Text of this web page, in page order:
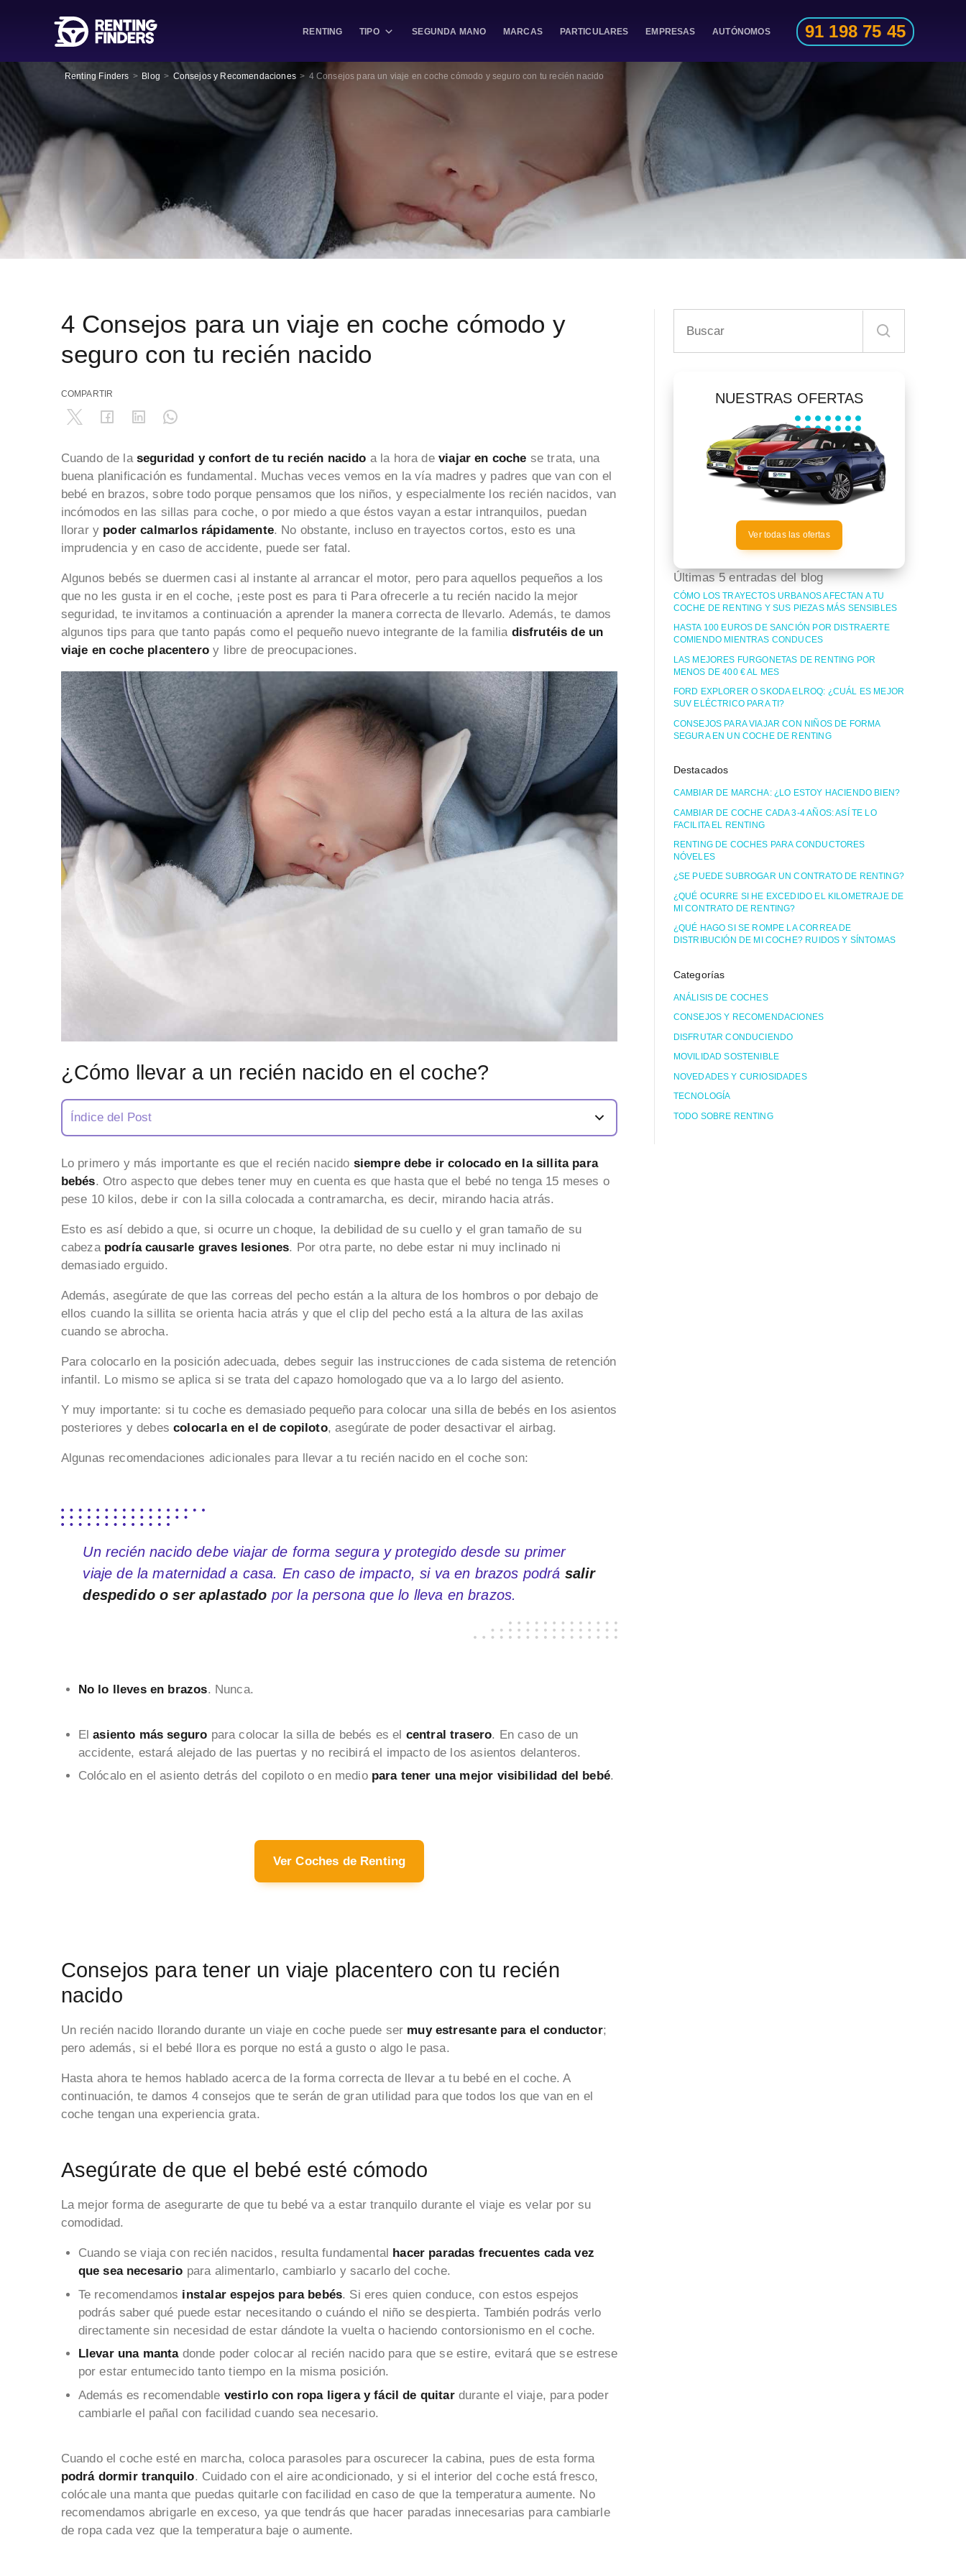
RENTING TIPO SEGUNDA MANO MARCAS PARTICULARES EMPRESAS AUTÓNOMOS 91 198 75 45
Renting Finders > Blog > Consejos y Recomendaciones > 4 Consejos para un viaje en coche cómodo y seguro con tu recién nacido
4 Consejos para un viaje en coche cómodo y
seguro con tu recién nacido
COMPARTIR
Cuando de la seguridad y confort de tu recién nacido a la hora de viajar en coche se trata, una
buena planificación es fundamental. Muchas veces vemos en la vía madres y padres que van con el
bebé en brazos, sobre todo porque pensamos que los niños, y especialmente los recién nacidos, van
incómodos en las sillas para coche, o por miedo a que éstos vayan a estar intranquilos, puedan
llorar y poder calmarlos rápidamente. No obstante, incluso en trayectos cortos, esto es una
imprudencia y en caso de accidente, puede ser fatal.
Algunos bebés se duermen casi al instante al arrancar el motor, pero para aquellos pequeños a los
que no les gusta ir en el coche, ¡este post es para ti Para ofrecerle a tu recién nacido la mejor
seguridad, te invitamos a continuación a aprender la manera correcta de llevarlo. Además, te damos
algunos tips para que tanto papás como el pequeño nuevo integrante de la familia disfrutéis de un
viaje en coche placentero y libre de preocupaciones.
¿Cómo llevar a un recién nacido en el coche?
Índice del Post
Lo primero y más importante es que el recién nacido siempre debe ir colocado en la sillita para
bebés. Otro aspecto que debes tener muy en cuenta es que hasta que el bebé no tenga 15 meses o
pese 10 kilos, debe ir con la silla colocada a contramarcha, es decir, mirando hacia atrás.
Esto es así debido a que, si ocurre un choque, la debilidad de su cuello y el gran tamaño de su
cabezapodría causarle graves lesiones. Por otra parte, no debe estar ni muy inclinado ni
demasiado erguido.
Además, asegúrate de que las correas del pecho están a la altura de los hombros o por debajo de
ellos cuando la sillita se orienta hacia atrás y que el clip del pecho está a la altura de las axilas
cuando se abrocha.
Para colocarlo en la posición adecuada, debes seguir las instrucciones de cada sistema de retención
infantil. Lo mismo se aplica si se trata del capazo homologado que va a lo largo del asiento.
Y muy importante: si tu coche es demasiado pequeño para colocar una silla de bebés en los asientos
posteriores y debes colocarla en el de copiloto, asegúrate de poder desactivar el airbag.
Algunas recomendaciones adicionales para llevar a tu recién nacido en el coche son:
Un recién nacido debe viajar de forma segura y protegido desde su primer
viaje de la maternidad a casa. En caso de impacto, si va en brazos podrá salir
despedido o ser aplastado por la persona que lo lleva en brazos.
No lo lleves en brazos. Nunca.
Elasiento más seguro para colocar la silla de bebés es el central trasero. En caso de un
accidente, estará alejado de las puertas y no recibirá el impacto de los asientos delanteros.
Colócalo en el asiento detrás del copiloto o en mediopara tener una mejor visibilidad del bebé.
Ver Coches de Renting
Consejos para tener un viaje placentero con tu recién
nacido
Un recién nacido llorando durante un viaje en coche puede ser muy estresante para el conductor;
pero además, si el bebé llora es porque no está a gusto o algo le pasa.
Hasta ahora te hemos hablado acerca de la forma correcta de llevar a tu bebé en el coche. A
continuación, te damos 4 consejos que te serán de gran utilidad para que todos los que van en el
coche tengan una experiencia grata.
Asegúrate de que el bebé esté cómodo
La mejor forma de asegurarte de que tu bebé va a estar tranquilo durante el viaje es velar por su
comodidad.
Cuando se viaja con recién nacidos, resulta fundamental hacer paradas frecuentes cada vez
que sea necesario para alimentarlo, cambiarlo y sacarlo del coche.
Te recomendamos instalar espejos para bebés. Si eres quien conduce, con estos espejos
podrás saber qué puede estar necesitando o cuándo el niño se despierta. También podrás verlo
directamente sin necesidad de estar dándote la vuelta o haciendo contorsionismo en el coche.
Llevar una mantadonde poder colocar al recién nacido para que se estire, evitará que se estrese
por estar entumecido tanto tiempo en la misma posición.
Además es recomendable vestirlo con ropa ligera y fácil de quitardurante el viaje, para poder
cambiarle el pañal con facilidad cuando sea necesario.
Cuando el coche esté en marcha, coloca parasoles para oscurecer la cabina, pues de esta forma
podrá dormir tranquilo. Cuidado con el aire acondicionado, y si el interior del coche está fresco,
colócale una manta que puedas quitarle con facilidad en caso de que la temperatura aumente. No
recomendamos abrigarle en exceso, ya que tendrás que hacer paradas innecesarias para cambiarle
de ropa cada vez que la temperatura baje o aumente.
NUESTRAS OFERTAS
Ver todas las ofertas
Últimas 5 entradas del blog
CÓMO LOS TRAYECTOS URBANOS AFECTAN A TU
COCHE DE RENTING Y SUS PIEZAS MÁS SENSIBLES
HASTA 100 EUROS DE SANCIÓN POR DISTRAERTE
COMIENDO MIENTRAS CONDUCES
LAS MEJORES FURGONETAS DE RENTING POR
MENOS DE 400 € AL MES
FORD EXPLORER O SKODA ELROQ: ¿CUÁL ES MEJOR
SUV ELÉCTRICO PARA TI?
CONSEJOS PARA VIAJAR CON NIÑOS DE FORMA
SEGURA EN UN COCHE DE RENTING
Destacados
CAMBIAR DE MARCHA: ¿LO ESTOY HACIENDO BIEN?
CAMBIAR DE COCHE CADA 3-4 AÑOS: ASÍ TE LO
FACILITA EL RENTING
RENTING DE COCHES PARA CONDUCTORES
NÓVELES
¿SE PUEDE SUBROGAR UN CONTRATO DE RENTING?
¿QUÉ OCURRE SI HE EXCEDIDO EL KILOMETRAJE DE
MI CONTRATO DE RENTING?
¿QUÉ HAGO SI SE ROMPE LA CORREA DE
DISTRIBUCIÓN DE MI COCHE? RUIDOS Y SÍNTOMAS
Categorías
ANÁLISIS DE COCHES
CONSEJOS Y RECOMENDACIONES
DISFRUTAR CONDUCIENDO
MOVILIDAD SOSTENIBLE
NOVEDADES Y CURIOSIDADES
TECNOLOGÍA
TODO SOBRE RENTING